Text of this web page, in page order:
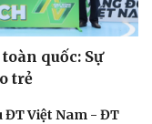
quốc: Sự
trẻ
ĐT Việt Nam - ĐT